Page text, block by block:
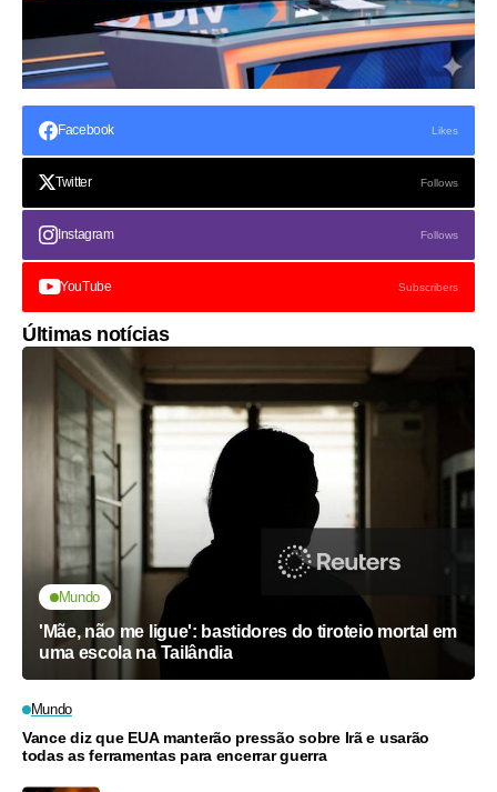
Facebook Likes
Twitter Follows
Instagram Follows
YouTube Subscribers
Últimas notícias
Mundo
'Mãe, não me ligue': bastidores do tiroteio mortal em
uma escola na Tailândia
Mundo
Vance diz que EUA manterão pressão sobre Irã e usarão
todas as ferramentas para encerrar guerra